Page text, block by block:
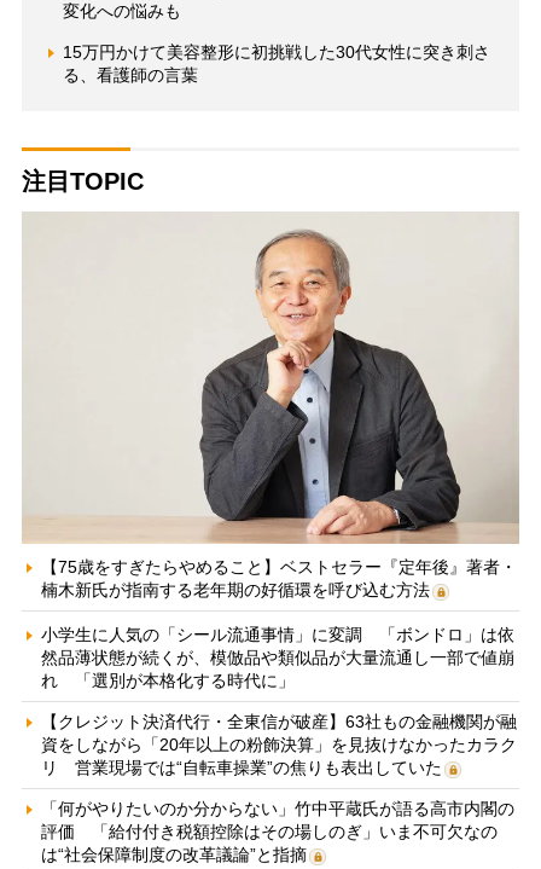
変化への悩みも
15万円かけて美容整形に初挑戦した30代女性に突き刺さ
る、看護師の言葉
注目TOPIC
【75歳をすぎたらやめること】ベストセラー『定年後』著者・
楠木新氏が指南する老年期の好循環を呼び込む方法
小学生に人気の「シール流通事情」に変調 「ボンドロ」は依
然品薄状態が続くが、模倣品や類似品が大量流通し一部で値崩
れ 「選別が本格化する時代に」
【クレジット決済代行・全東信が破産】63社もの金融機関が融
資をしながら「20年以上の粉飾決算」を見抜けなかったカラク
リ 営業現場では“自転車操業”の焦りも表出していた
「何がやりたいのか分からない」竹中平蔵氏が語る高市内閣の
評価 「給付付き税額控除はその場しのぎ」いま不可欠なの
は“社会保障制度の改革議論”と指摘